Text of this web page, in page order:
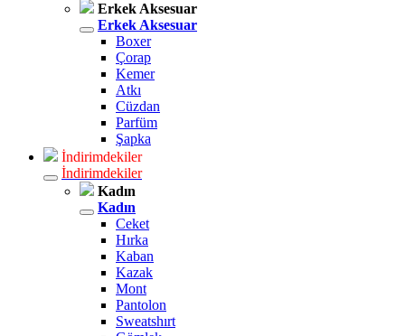
Erkek Aksesuar
Erkek Aksesuar
Boxer
Çorap
Kemer
Atkı
Cüzdan
Parfüm
Şapka
İndirimdekiler
İndirimdekiler
Kadın
Kadın
Ceket
Hırka
Kaban
Kazak
Mont
Pantolon
Sweatshırt